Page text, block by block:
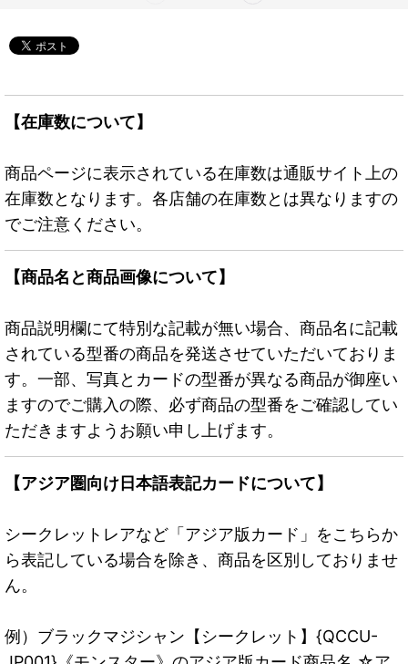
【在庫数について】
商品ページに表示されている在庫数は通販サイト上の
在庫数となります。各店舗の在庫数とは異なりますの
でご注意ください。
【商品名と商品画像について】
商品説明欄にて特別な記載が無い場合、商品名に記載
されている型番の商品を発送させていただいておりま
す。一部、写真とカードの型番が異なる商品が御座い
ますのでご購入の際、必ず商品の型番をご確認してい
ただきますようお願い申し上げます。
【アジア圏向け日本語表記カードについて】
シークレットレアなど「アジア版カード」をこちらか
ら表記している場合を除き、商品を区別しておりませ
ん。
例）ブラックマジシャン【シークレット】{QCCU-